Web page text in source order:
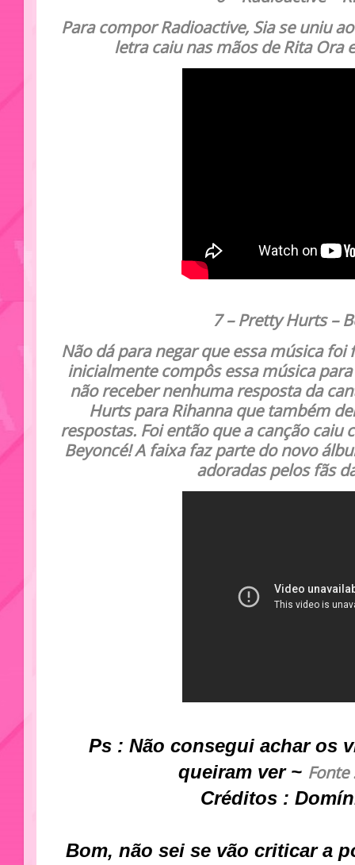
Para compor Radioactive, Sia se uniu
letra caiu nas mãos de Rita Ora
7 –Pretty Hurts –
Não dá para negar que essa música foi
inicialmente compôs essa música
não receber nenhuma resposta da
Hurts para Rihanna que também
respostas. Foi então que a canção caiu
Beyoncé! A faixa faz parte do novo
adoradas pelos fãs
Ps : Não consegui achar os
queiram ver ~
Créditos :
Bom, não sei se vão criticar a